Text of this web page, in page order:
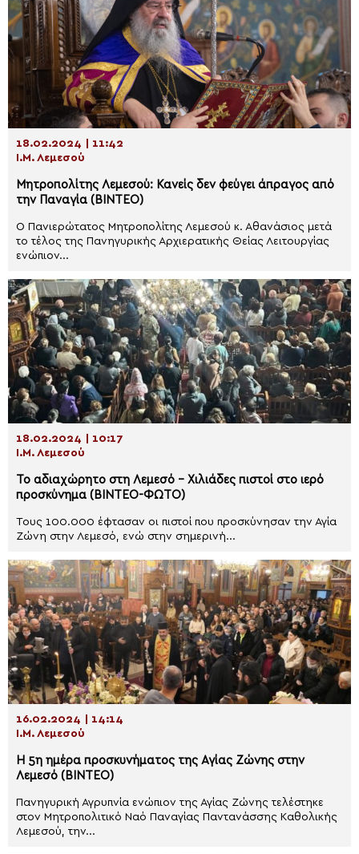
18.02.2024 | 11:42
Ι.Μ. Λεμεσού
Μητροπολίτης Λεμεσού: Κανείς δεν φεύγει άπραγος από
την Παναγία (ΒΙΝΤΕΟ)
Ο Πανιερώτατος Μητροπολίτης Λεμεσού κ. Αθανάσιος μετά
το τέλος της Πανηγυρικής Αρχιερατικής Θείας Λειτουργίας
ενώπιον...
18.02.2024 | 10:17
Ι.Μ. Λεμεσού
Το αδιαχώρητο στη Λεμεσό – Χιλιάδες πιστοί στο ιερό
προσκύνημα (ΒΙΝΤΕΟ-ΦΩΤΟ)
Τους 100.000 έφτασαν οι πιστοί που προσκύνησαν την Αγία
Ζώνη στην Λεμεσό, ενώ στην σημερινή...
16.02.2024 | 14:14
Ι.Μ. Λεμεσού
Η 5η ημέρα προσκυνήματος της Αγίας Ζώνης στην
Λεμεσό (ΒΙΝΤΕΟ)
Πανηγυρική Αγρυπνία ενώπιον της Αγίας Ζώνης τελέστηκε
στον Μητροπολιτικό Ναό Παναγίας Παντανάσσης Καθολικής
Λεμεσού, την...